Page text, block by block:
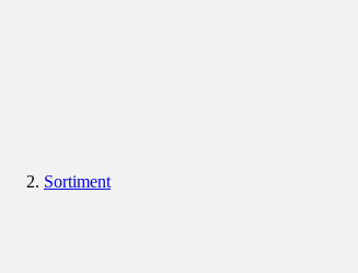
Sortiment